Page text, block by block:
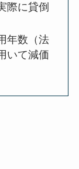
際に貸倒
年数 （法
いて減価